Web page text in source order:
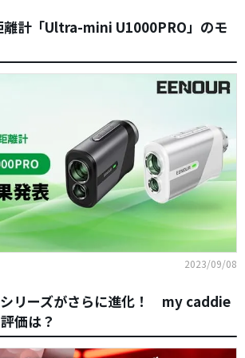
離計「Ultra-mini U1000PRO」のモ
2023/09/08
シリーズがさらに進化！ my caddie
価は？